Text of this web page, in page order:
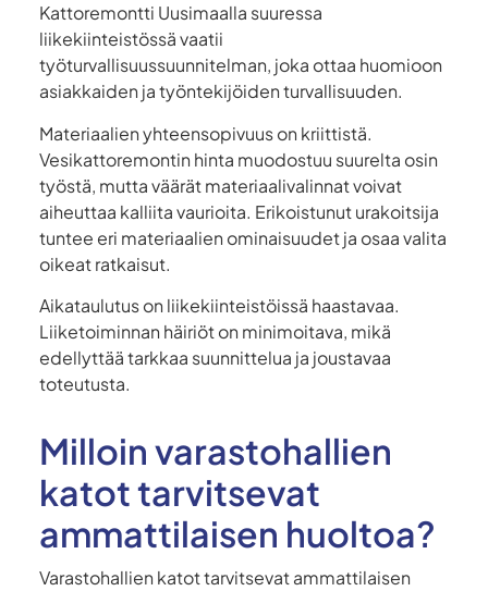
Kattoremontti Uusimaalla suuressa
liikekiinteistössä vaatii
työturvallisuussuunnitelman, joka ottaa huomioon
asiakkaiden ja työntekijöiden turvallisuuden.
Materiaalien yhteensopivuus on kriittistä.
Vesikattoremontin hinta muodostuu suurelta osin
työstä, mutta väärät materiaalivalinnat voivat
aiheuttaa kalliita vaurioita. Erikoistunut urakoitsija
tuntee eri materiaalien ominaisuudet ja osaa valita
oikeat ratkaisut.
Aikataulutus on liikekiinteistöissä haastavaa.
Liiketoiminnan häiriöt on minimoitava, mikä
edellyttää tarkkaa suunnittelua ja joustavaa
toteutusta.
Milloin varastohallien
katot tarvitsevat
ammattilaisen huoltoa?
Varastohallien katot tarvitsevat ammattilaisen